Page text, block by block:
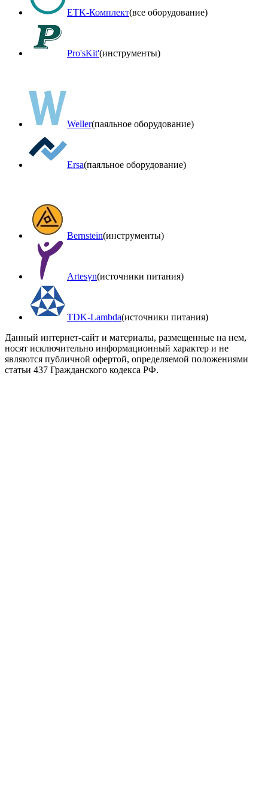
ETK-Комплект(все оборудование)
Pro'sKit'(инструменты)
Weller(паяльное оборудование)
Ersa(паяльное оборудование)
Bernstein(инструменты)
Artesyn(источники питания)
TDK-Lambda(источники питания)
Данный интернет-сайт и материалы, размещенные на нем,
носят исключительно информационный характер и не
являются публичной офертой, определяемой положениями
статьи 437 Гражданского кодекса РФ.